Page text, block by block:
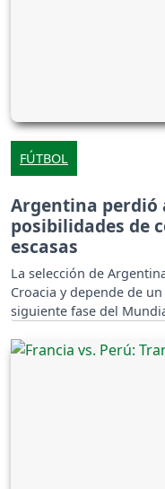
FÚTBOL
Argentina perdió
posibilidades de
escasas
La selección de
Croacia y depende de
siguiente fase del